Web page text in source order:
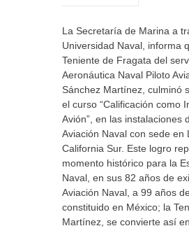
La Secretaría de Marina a
Universidad Naval, informa
Teniente de Fragata del
Aeronáutica Naval Piloto
Sánchez Martínez, culminó
el curso “Calificación como
Avión”, en las instalaciones
Aviación Naval con sede en
California Sur. Este logro
momento histórico para la
Naval, en sus 82 años de
Aviación Naval, a 99 años
constituido en México; la
Martínez, se convierte así